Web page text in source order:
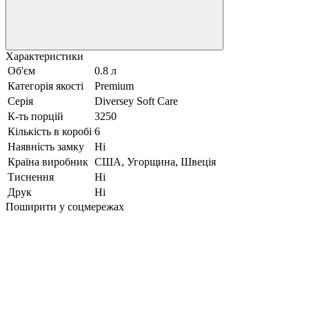
Характеристики
Об'єм
0.8 л
Категорія якості
Premium
Серія
Diversey Soft Care
К-ть порцій
3250
Кількість в коробі 6
Наявність замку
Ні
Країна виробник США, Угорщина, Швеція
Тиснення
Ні
Друк
Ні
Поширити у соцмережах